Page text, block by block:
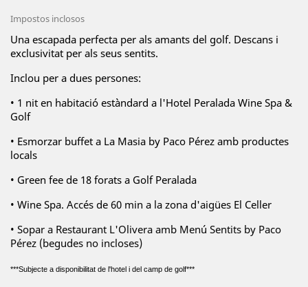
Impostos inclosos
Una escapada perfecta per als amants del golf. Descans i
exclusivitat per als seus sentits.
Inclou per a dues persones:
• 1 nit en habitació estàndard a l'Hotel Peralada Wine Spa &
Golf
• Esmorzar buffet a La Masia by Paco Pérez amb productes
locals
• Green fee de 18 forats a Golf Peralada
• Wine Spa. Accés de 60 min a la zona d'aigües El Celler
• Sopar a Restaurant L'Olivera amb Menú Sentits by Paco
Pérez (begudes no incloses)
***Subjecte a disponibilitat de l'hotel i del camp de golf***